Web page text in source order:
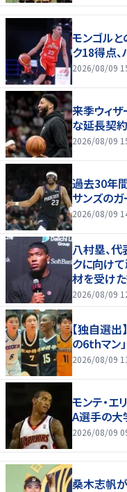
モンゴル
ク18得点
2026/08/09
来季ウィ
な延長契
2026/08/09
過去30年
サンズの
2026/08/09
八村塁、代
クに向け
材を受け
2026/08/09
【独自選出
の6thマン
2026/08/09
モンテ・
A選手の大
2026/08/09
桑木志帆